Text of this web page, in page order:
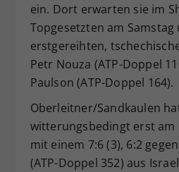
ein. Dort erwarten sie im
Topgesetzten am Samstag
erstgereihten,
Petr Nouza (ATP-Doppel
Paulson (ATP-Doppel 164).
Oberleitner/Sandkaulen
witterungsbedingt erst
mit einem 7:6 (3), 6:2
(ATP-Doppel 352) aus